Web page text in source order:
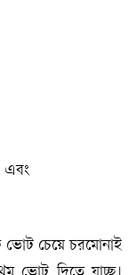
এবং
ভোট চেয়ে চরমোনাই